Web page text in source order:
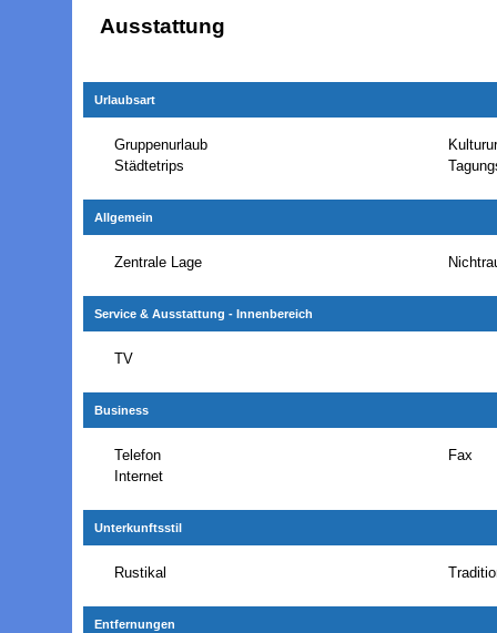
Ausstattung
Urlaubsart
Gruppenurlaub
Städtetrips
Allgemein
Zentrale Lage
Service & Ausstattung - Innenbereich
TV
Business
Telefon
Internet
Fax
Unterkunftsstil
Rustikal
Entfernungen